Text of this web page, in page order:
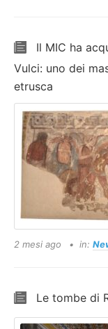
Il MIC ha
Vulci: uno dei
etrusca
2 mesi ago in:
Le tombe di